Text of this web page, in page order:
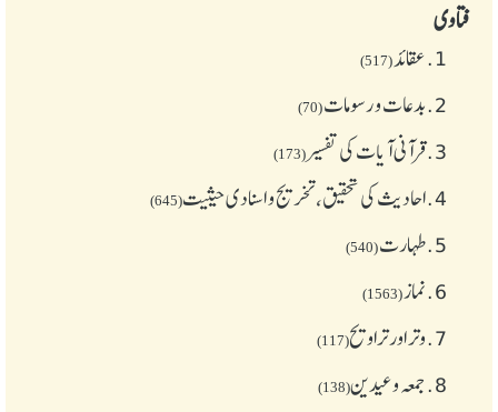
فتاوی
1. عقائد(517)
2. بدعات و رسومات(70)
3. قرآنی آیات کی تفسیر(173)
4. احادیث کی تحقیق، تخریج و اسنادی حیثیت(645)
5. طهارت(540)
6. نماز(1563)
7. وتر اور تراویح(117)
8. جمعہ وعیدین(138)